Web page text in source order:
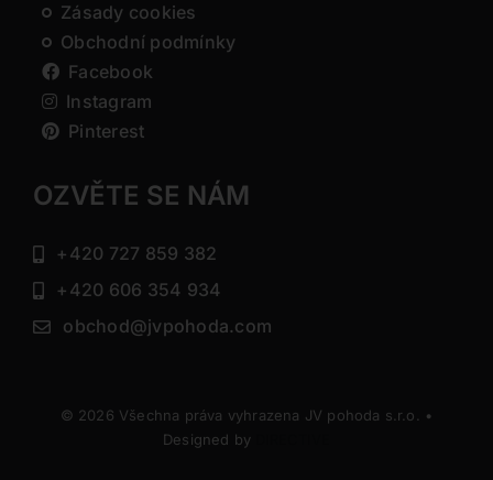
Zásady cookies
Obchodní podmínky
Facebook
Instagram
Pinterest
OZVĚTE SE NÁM
+420 727 859 382
+420 606 354 934
obchod@jvpohoda.com
© 2026 Všechna práva vyhrazena JV pohoda s.r.o. •
Designed by